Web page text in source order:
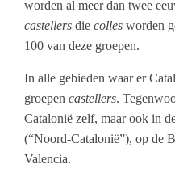
worden al meer dan twee
castellers die colles worden
100 van deze groepen.
In alle gebieden waar er
groepen castellers.
Catalonië zelf, maar ook in
(“Noord-Catalonië”), op de
Valencia.